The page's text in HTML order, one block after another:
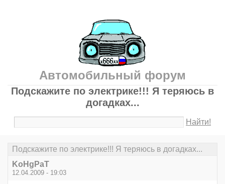
Автомобильный форум
Подскажите по электрике!!! Я теряюсь в
догадках...
Найти!
Подскажите по электрике!!! Я теряюсь в догадках...
KoHgPaT
12.04.2009 - 19:03